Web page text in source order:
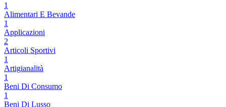
1
Alimentari E Bevande
1
Applicazioni
2
Articoli Sportivi
1
Artigianalità
1
Beni Di Consumo
1
Beni Di Lusso